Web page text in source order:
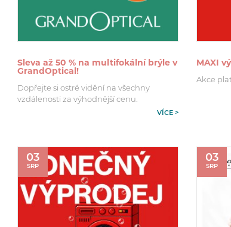
Sleva až 50 % na multifokální brýle v
GrandOptical!
Dopřejte si ostré vidění na všechny
vzdálenosti za výhodnější cenu.
VÍCE >
MAXI
Akce
03
SRP
03
SRP